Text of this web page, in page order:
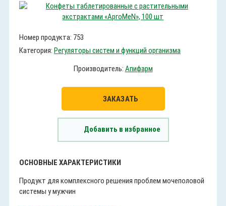
Номер продукта: 753
Категория: Регуляторы систем и функций организма
Производитель: Апифарм
ЗАКАЗАТЬ
Добавить в избранное
ОСНОВНЫЕ ХАРАКТЕРИСТИКИ
Продукт для комплексного решения проблем мочеполовой
системы у мужчин